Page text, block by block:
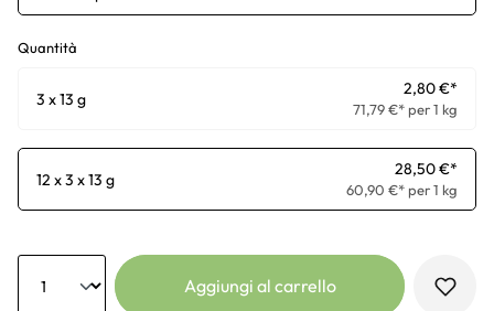
Quantità
3 x 13 g
2,80 €*
71,79 €* per 1 kg
12 x 3 x 13 g
28,50 €*
60,90 €* per 1 kg
Anzahl
Aggiungi al carrello